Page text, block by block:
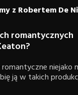
z Robertem De
romantycznych
romantyczne niejako
ją w takich